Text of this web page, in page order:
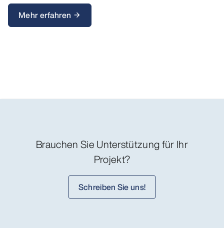
Mehr erfahren arrow_forward
Brauchen Sie Unterstützung für Ihr
Projekt?
Schreiben Sie uns!